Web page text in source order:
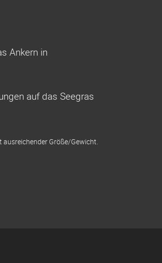
Ankern in
auf das Seegras
ausreichender Größe/Gewicht.